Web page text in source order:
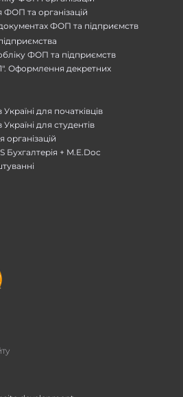
ФОП та організацій
ФОП та підприємств
ФОП та підприємств
Оформлення декретних
для початківців
для студентів
Бухгалтерія + M.E.Doc